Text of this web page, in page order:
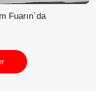
Fuarın`da